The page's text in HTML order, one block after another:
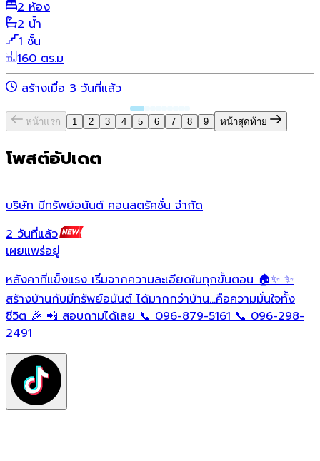
2 ห้อง
2 น้ำ
1 ชั้น
160 ตร.ม
สร้างเมื่อ 3 วันที่แล้ว
หน้าแรก 1 2 3 4 5 6 7 8 9 หน้าสุดท้าย
โพสต์อัปเดต
บริษัท มีทรัพย์อนันต์ คอนสตรัคชั่น จํากัด
2 วันที่แล้ว
เผยแพร่อยู่
หลังคาที่แข็งแรง เริ่มจากความละเอียดในทุกขั้นตอน 🏠✨ ✨
สร้างบ้านกับมีทรัพย์อนันต์ ได้มากกว่าบ้าน…คือความมั่นใจทั้ง
ชีวิต 🎉 📲 สอบถามได้เลย 📞 096-879-5161 📞 096-298-
2491